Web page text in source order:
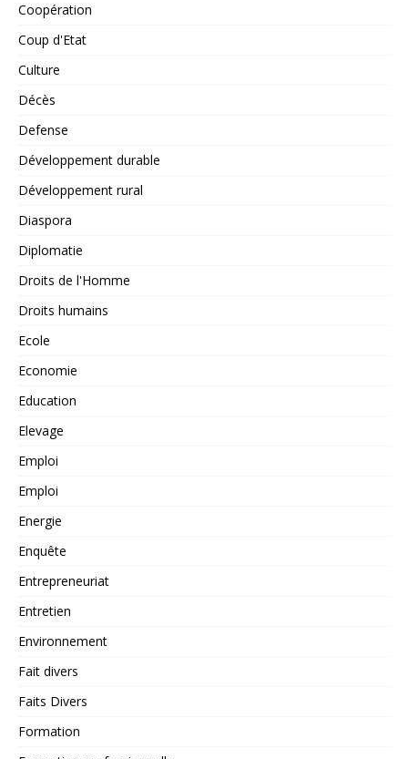
Coopération
Coup d'Etat
Culture
Décès
Defense
Développement durable
Développement rural
Diaspora
Diplomatie
Droits de l'Homme
Droits humains
Ecole
Economie
Education
Elevage
Emploi
Emploi
Energie
Enquête
Entrepreneuriat
Entretien
Environnement
Fait divers
Faits Divers
Formation